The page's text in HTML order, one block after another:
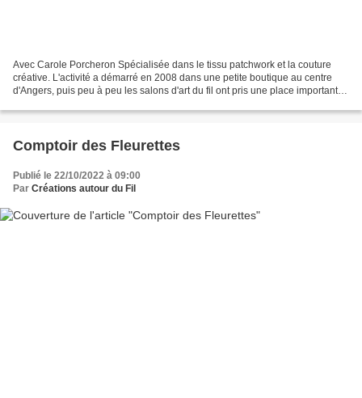
Avec Carole Porcheron Spécialisée dans le tissu patchwork et la couture
créative. L'activité a démarré en 2008 dans une petite boutique au centre
d'Angers, puis peu à peu les salons d'art du fil ont pris une place importante
Comptoir des Fleurettes
Publié le 22/10/2022 à 09:00
Par Créations autour du Fil